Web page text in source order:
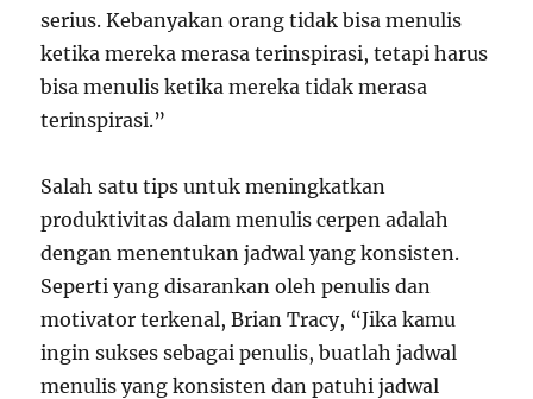
serius. Kebanyakan orang tidak bisa menulis
ketika mereka merasa terinspirasi, tetapi harus
bisa menulis ketika mereka tidak merasa
terinspirasi.”
Salah satu tips untuk meningkatkan
produktivitas dalam menulis cerpen adalah
dengan menentukan jadwal yang konsisten.
Seperti yang disarankan oleh penulis dan
motivator terkenal, Brian Tracy, “Jika kamu
ingin sukses sebagai penulis, buatlah jadwal
menulis yang konsisten dan patuhi jadwal